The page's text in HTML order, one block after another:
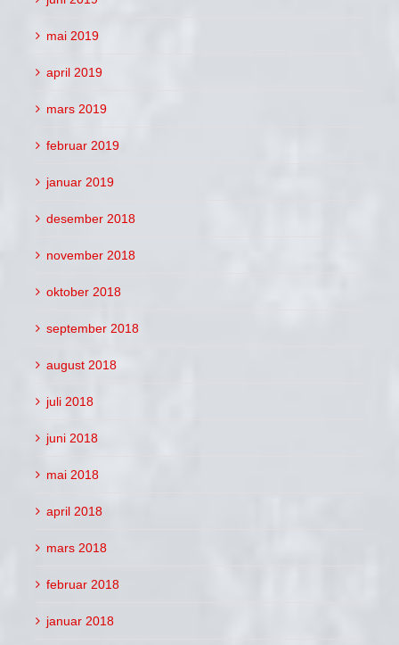
mai 2019
april 2019
mars 2019
februar 2019
januar 2019
desember 2018
november 2018
oktober 2018
september 2018
august 2018
juli 2018
juni 2018
mai 2018
april 2018
mars 2018
februar 2018
januar 2018